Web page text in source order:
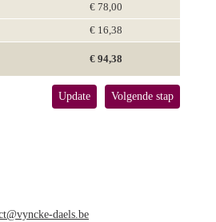
€ 78,00
€ 16,38
€ 94,38
Volgende stap
Update
daels.be